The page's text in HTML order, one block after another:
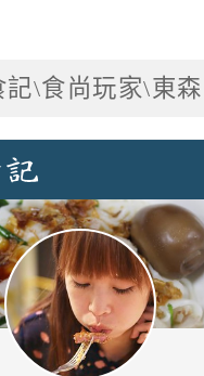
記\食尚玩家\東森